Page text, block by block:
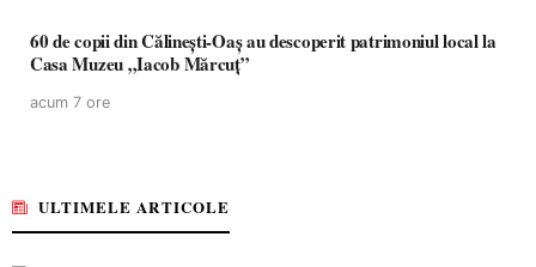
60 de copii din Călinești-Oaș au descoperit patrimoniul local la
Casa Muzeu „Iacob Mărcuț”
acum 7 ore
ULTIMELE ARTICOLE